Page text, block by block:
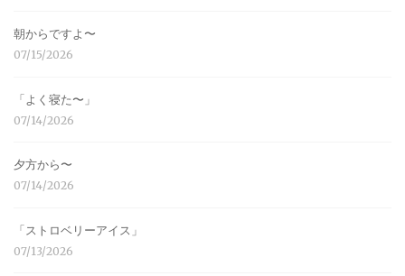
朝からですよ〜
07/15/2026
「よく寝た〜」
07/14/2026
夕方から〜
07/14/2026
「ストロベリーアイス」
07/13/2026